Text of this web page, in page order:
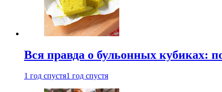
Вся правда о бульонных кубиках:
1 год спустя1 год спустя